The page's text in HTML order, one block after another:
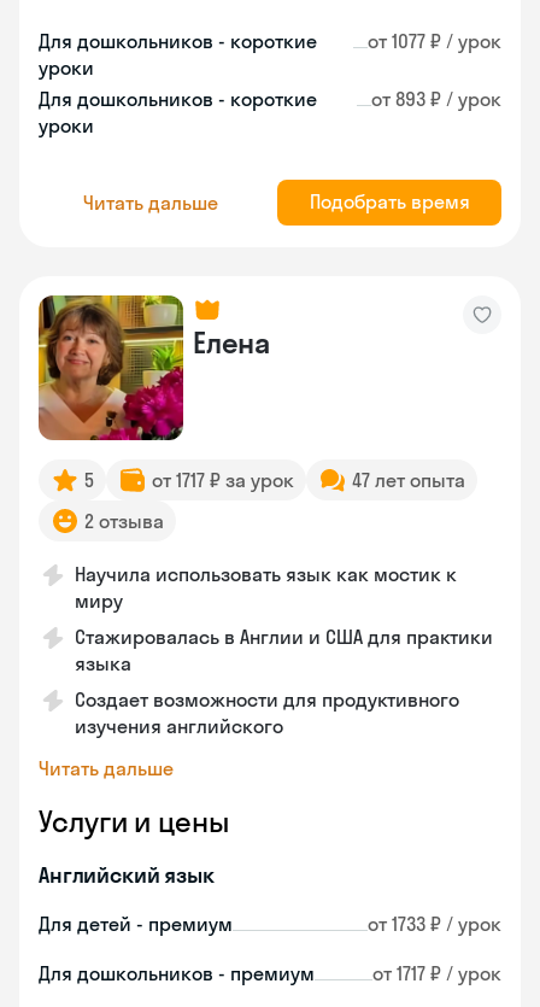
Для дошкольников - короткие
уроки
от 1077 ₽ / урок
Для дошкольников - короткие
уроки
от 893 ₽ / урок
Читать дальше Подобрать время
Елена
5 от 1717 ₽ за урок
47 лет опыта
2 отзыва
Научила использовать язык как мостик к
миру
Стажировалась в Англии и США для практики
языка
Создает возможности для продуктивного
изучения английского
Читать дальше
Услуги и цены
Английский язык
Для детей - премиум от 1733 ₽ / урок
Для дошкольников - премиум от 1717 ₽ / урок